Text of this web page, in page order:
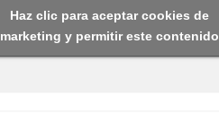
Haz clic para aceptar cookies de
marketing y permitir este contenido